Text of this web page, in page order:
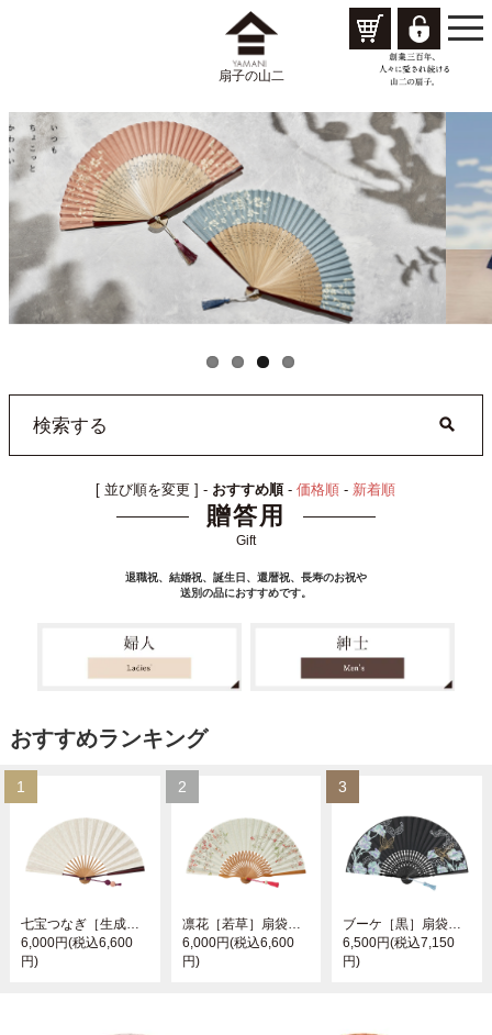
扇子の山二
[ 並び順を変更 ] - おすすめ順-価格順 - 新着順
贈答用
Gift
退職祝、結婚祝、誕生日、還暦祝、長寿のお祝や
送別の品におすすめです。
おすすめランキング
1
七宝つなぎ［生成］扇袋セット【婦人扇子】
6,000円(税込6,600
円)
2
凛花［若草］扇袋セット【婦人扇子】
6,000円(税込6,600
円)
3
6,500円(税込7,150
円)